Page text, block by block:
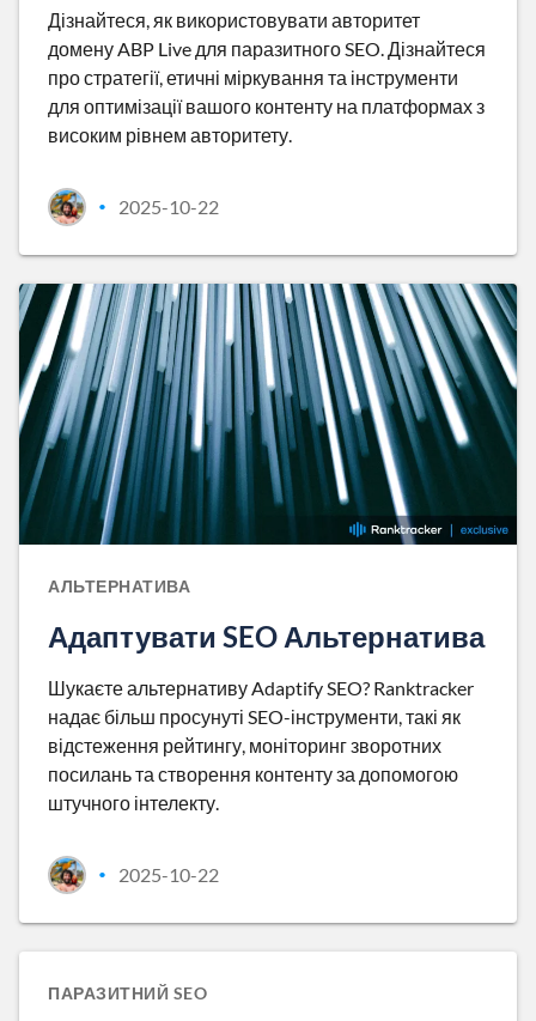
Дізнайтеся, як використовувати авторитет
домену ABP Live для паразитного SEO. Дізнайтеся
про стратегії, етичні міркування та інструменти
для оптимізації вашого контенту на платформах з
високим рівнем авторитету.
• 2025-10-22
АЛЬТЕРНАТИВА
Адаптувати SEO Альтернатива
Шукаєте альтернативу Adaptify SEO? Ranktracker
надає більш просунуті SEO-інструменти, такі як
відстеження рейтингу, моніторинг зворотних
посилань та створення контенту за допомогою
штучного інтелекту.
• 2025-10-22
ПАРАЗИТНИЙ SEO